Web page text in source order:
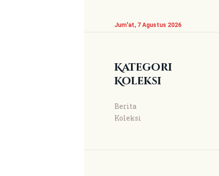
Jum'at, 7 Agustus 2026
Kategori
Koleksi
Berita
Koleksi